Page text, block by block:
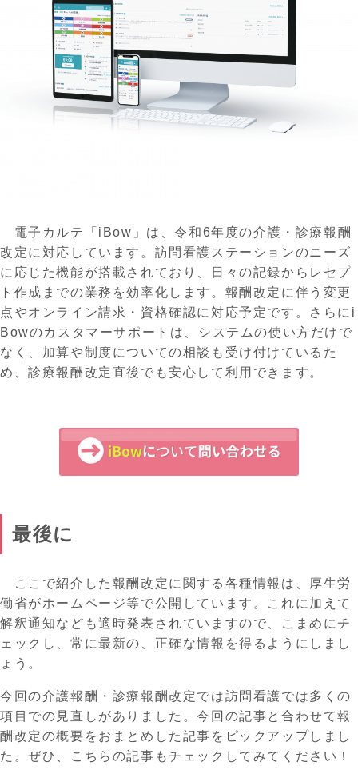
電子カルテ「 iBow」は、令和6年度の介護・ 診療報酬
改定に対応しています。訪問看護ステーションのニーズ
に応じた機能が搭載されており、日々の記録からレセプ
ト作成までの業務を効率化します。報酬改定に伴う変更
点やオンライン請求・資格確認に対応予定です。さらにi
Bowのカスタマーサポートは、システムの使い方だけで
なく、加算や制度についての相談も受け付けているた
め、診療報酬改定直後でも安心して利用できます。
最後に
ここで紹介した 報酬改定に関する 各種情報は、厚生労
働省がホームページ等で公開しています。 これに加えて
解釈通知なども適時発表されていますので、こまめにチ
ェック し、常に最新の、正確な情報を得るようにしまし
ょう。
今回の介護報酬・診療報酬改定では訪問看護では多くの
項目での見直しがありました。今回の記事と合わせて報
酬改定の概要をおまとめした記事をピックアップしまし
た。ぜひ、こちらの記事もチェックしてみてください！